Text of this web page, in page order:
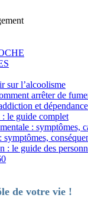
sur l’alcoolisme
arrêter de
et
le guide complet
: symptômes,
: le guide des
de votre vie !